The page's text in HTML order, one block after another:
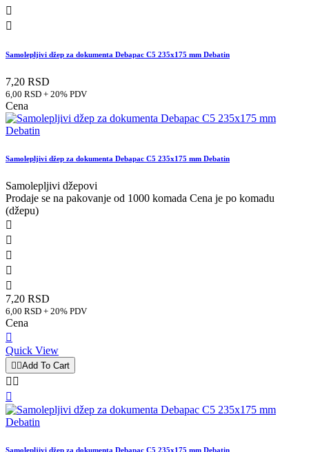


Samolepljivi džep za dokumenta Debapac C5 235x175 mm Debatin
7,20 RSD
6,00 RSD + 20% PDV
Cena
Samolepljivi džep za dokumenta Debapac C5 235x175 mm Debatin
Samolepljivi džepovi
Prodaje se na pakovanje od 1000 komada Cena je po komadu
(džepu)





7,20 RSD
6,00 RSD + 20% PDV
Cena

Quick View
Add To Cart
 

Samolepljivi džep za dokumenta Debapac C5 235x175 mm Debatin